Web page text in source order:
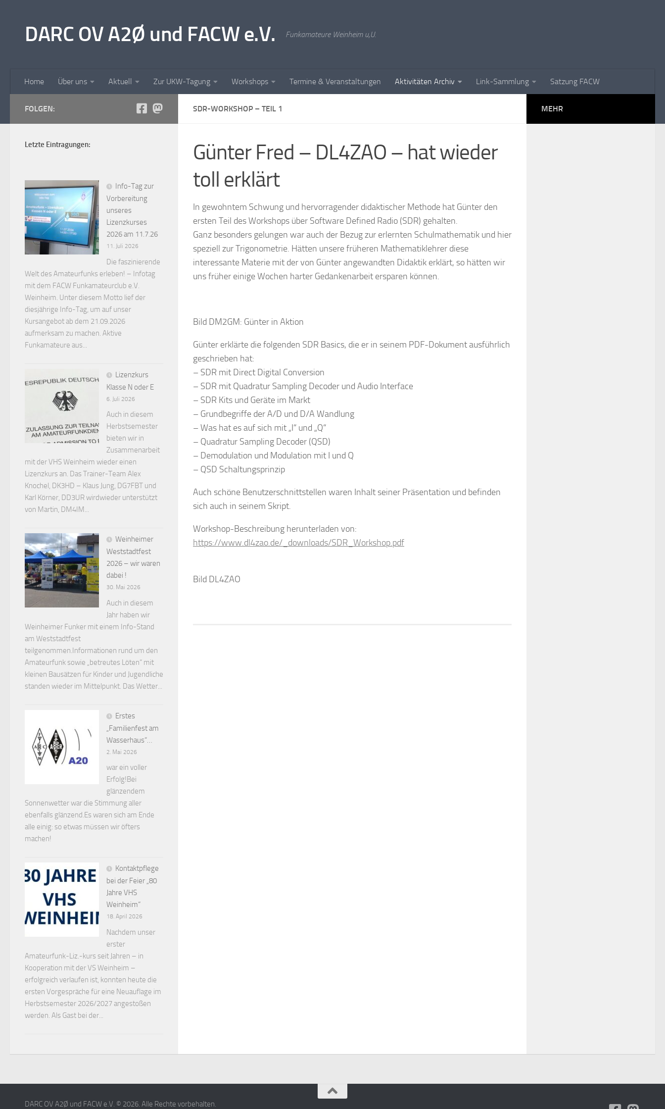
DARC OV A2Ø und FACW e.V. Funkamateure Weinheim u,U.
Home Über uns Aktuell Zur UKW-Tagung Workshops Termine & Veranstaltungen Aktivitäten Archiv Link-Sammlung Satzung FACW
SDR-WORKSHOP – TEIL 1
Günter Fred – DL4ZAO – hat wieder
toll erklärt
In gewohntem Schwung und hervorragender didaktischer Methode hat Günter den
ersten Teil des Workshops über Software Defined Radio (SDR) gehalten.
Ganz besonders gelungen war auch der Bezug zur erlernten Schulmathematik und hier
speziell zur Trigonometrie. Hätten unsere früheren Mathematiklehrer diese
interessante Materie mit der von Günter angewandten Didaktik erklärt, so hätten wir
uns früher einige Wochen harter Gedankenarbeit ersparen können.
Bild DM2GM: Günter in Aktion
Günter erklärte die folgenden SDR Basics, die er in seinem PDF-Dokument ausführlich
geschrieben hat:
– SDR mit Direct Digital Conversion
– SDR mit Quadratur Sampling Decoder und Audio Interface
– SDR Kits und Geräte im Markt
– Grundbegriffe der A/D und D/A Wandlung
– Was hat es auf sich mit „I“ und „Q“
– Quadratur Sampling Decoder (QSD)
– Demodulation und Modulation mit I und Q
– QSD Schaltungsprinzip
Auch schöne Benutzerschnittstellen waren Inhalt seiner Präsentation und befinden
sich auch in seinem Skript.
Workshop-Beschreibung herunterladen von:
https://www.dl4zao.de/_downloads/SDR_Workshop.pdf
Bild DL4ZAO
FOLGEN:
Letzte Eintragungen:
Info-Tag zur
Vorbereitung
unseres
Lizenzkurses
2026 am 11.7.26
11. Juli 2026
Die faszinierende
Welt des Amateurfunks erleben! – Infotag
mit dem FACW Funkamateurclub e.V.
Weinheim. Unter diesem Motto lief der
diesjährige Info-Tag, um auf unser
Kursangebot ab dem 21.09.2026
aufmerksam zu machen. Aktive
Funkamateure aus...
Lizenzkurs
Klasse N oder E
6. Juli 2026
Auch in diesem
Herbstsemester
bieten wir in
Zusammenarbeit
mit der VHS Weinheim wieder einen
Lizenzkurs an. Das Trainer-Team Alex
Knochel, DK3HD – Klaus Jung, DG7FBT und
Karl Körner, DD3UR wirdwieder unterstützt
von Martin, DM4IM...
Weinheimer
Weststadtfest
2026 – wir waren
dabei !
30. Mai 2026
Auch in diesem
Jahr haben wir
Weinheimer Funker mit einem Info-Stand
am Weststadtfest
teilgenommen.Informationen rund um den
Amateurfunk sowie „betreutes Löten“ mit
kleinen Bausätzen für Kinder und Jugendliche
standen wieder im Mittelpunkt. Das Wetter...
Erstes
„Familienfest am
Wasserhaus“…
2. Mai 2026
war ein voller
Erfolg!Bei
glänzendem
Sonnenwetter war die Stimmung aller
ebenfalls glänzend.Es waren sich am Ende
alle einig: so etwas müssen wir öfters
machen!
Kontaktpflege
bei der Feier „80
Jahre VHS
Weinheim“
18. April 2026
Nachdem unser
erster
Amateurfunk-Liz.-kurs seit Jahren – in
Kooperation mit der VS Weinheim –
erfolgreich verlaufen ist, konnten heute die
ersten Vorgespräche für eine Neuauflage im
Herbstsemester 2026/2027 angestoßen
werden. Als Gast bei der...
MEHR
DARC OV A2Ø und FACW e.V. © 2026. Alle Rechte vorbehalten.